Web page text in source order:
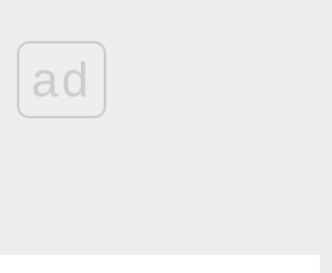
ad